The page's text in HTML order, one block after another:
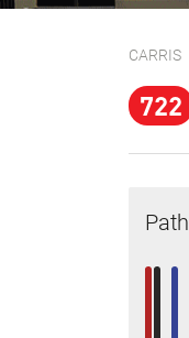
CARRIS
722
Path